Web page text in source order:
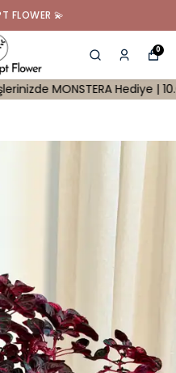
FLOWER 💫
0
MONSTERA Hediye | 10.000 tl